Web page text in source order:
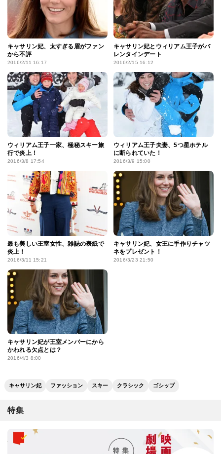
キャサリン妃、太すぎる眉がファン
から不評
2016/2/11 16:17
キャサリン妃とウィリアム王子がバ
レンタインデート
2016/2/15 16:12
ウィリアム王子一家、極秘スキー旅
行で炎上！
2016/3/8 17:54
ウィリアム王子夫妻、5つ星ホテル
に断られていた！
2016/3/9 15:00
最も美しい王室女性、雑誌の表紙で
炎上！
2016/3/11 15:21
キャサリン妃、女王に手作りチャツ
ネをプレゼント！
2016/3/23 21:50
キャサリン妃が王室メンバーにから
かわれる欠点とは？
2016/4/3 8:00
キャサリン妃 ファッション スキー クラシック ゴシップ
特集